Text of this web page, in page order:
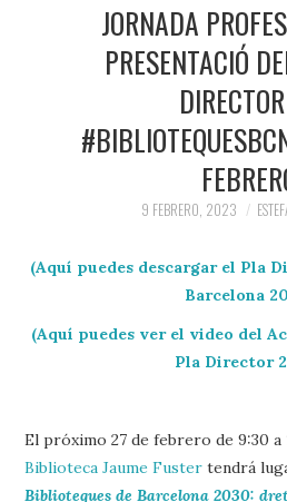
JORNADA
PRESENTACIÓ
9 FEBRERO, 2023
(Aquí puedes descargar el Pla
Barcelona
(Aquí puedes ver el video del
Pla Director
El próximo 27 de febrero de 9:30 a
Biblioteca Jaume Fuster tendrá
Biblioteques de Barcelona 2030: